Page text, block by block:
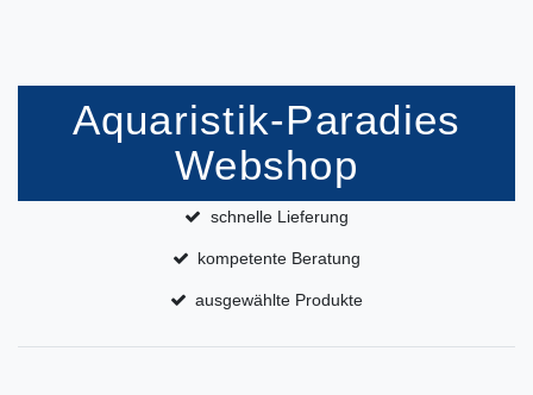
Aquaristik-Paradies
Webshop
schnelle Lieferung
kompetente Beratung
ausgewählte Produkte